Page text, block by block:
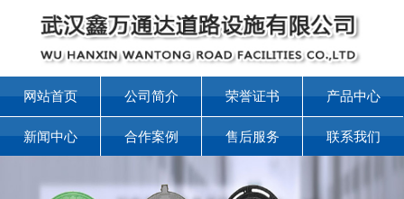
网站首页 公司简介 荣誉证书 产品中心
新闻中心 合作案例 售后服务 联系我们